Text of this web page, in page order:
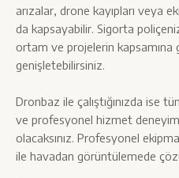
arızalar, drone kayıpları veya
da kapsayabilir. Sigorta
ortam ve projelerin
genişletebilirsiniz.
Dronbaz ile çalıştığınızda ise
ve profesyonel hizmet
olacaksınız. Profesyonel
ile havadan görüntülemede